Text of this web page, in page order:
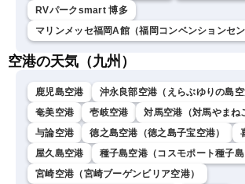
RVパークsmart 博多
マリンメッセ福岡A館（福岡コンベンションセン
空港の天気（九州）
鹿児島空港
沖永良部空港（えらぶゆりの島空
奄美空港
壱岐空港
対馬空港（対馬やまね
与論空港
徳之島空港（徳之島子宝空港）
屋久島空港
種子島空港（コスモポート種子島
宮崎空港（宮崎ブーゲンビリア空港）